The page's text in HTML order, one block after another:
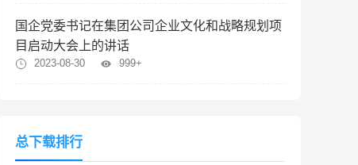
国企党委书记在集团公司企业文化和战略规划项
目启动大会上的讲话
2023-08-30 999+
总下载排行